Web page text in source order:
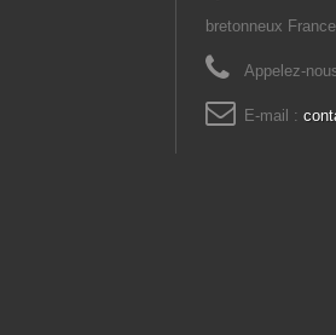
bretonneux France
Appelez-
E-mail :